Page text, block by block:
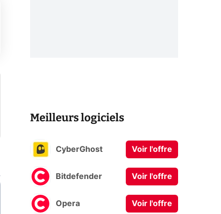
Meilleurs logiciels
CyberGhost Voir l'offre
Bitdefender Voir l'offre
Opera Voir l'offre